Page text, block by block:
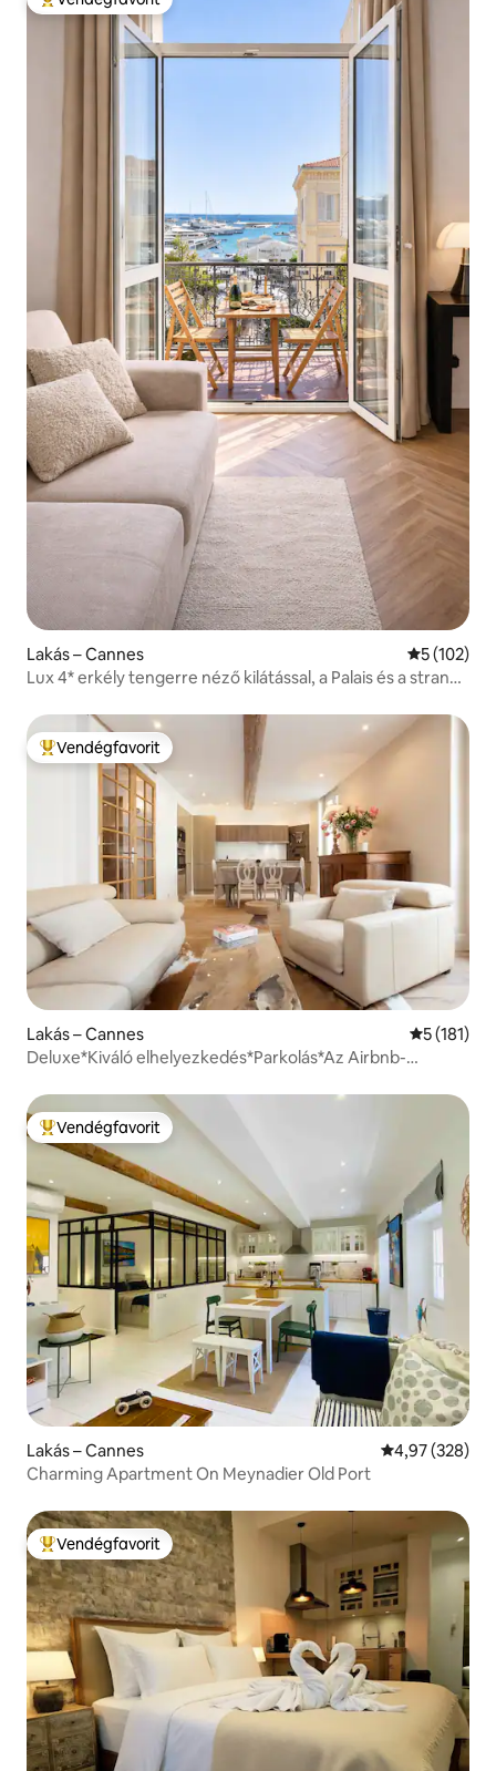
Kiemelt vendégfavorit
Lakás – Cannes Átlagos
5 (102)
Lux 4* erkély tengerre néző kilátással, a Palais és a strand
Kiemelt vendégfavorit
Vendégfavorit
Lakás – Cannes Átlagos
5 (181)
Deluxe*Kiváló elhelyezkedés*Parkolás*Az Airbnb-
Kiemelt vendégfavorit
Vendégfavorit
Lakás – Cannes Átlagos
4,97 (328)
Charming Apartment On Meynadier Old Port
Kiemelt vendégfavorit
Vendégfavorit